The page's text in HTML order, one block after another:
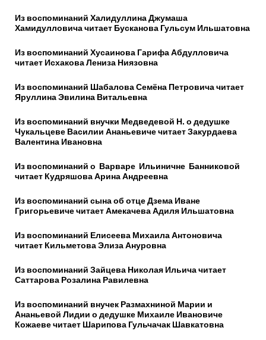
Из воспоминаний Халидуллина Джумаша
Хамидулловича читает Бусканова Гульсум Ильшатовна
Из воспоминаний Хусаинова Гарифа Абдулловича
читает Исхакова Лениза Ниязовна
Из воспоминаний Шабалова Семёна Петровича читает
Яруллина Эвилина Витальевна
Из воспоминаний внучки Медведевой Н. о дедушке
Чукальцеве Василии Ананьевиче читает Закурдаева
Валентина Ивановна
Из воспоминаний о Варваре Ильиничне Банниковой
читает Кудряшова Арина Андреевна
Из воспоминаний сына об отце Дзема Иване
Григорьевиче читает Амекачева Адиля Ильшатовна
Из воспоминаний Елисеева Михаила Антоновича
читает Кильметова Элиза Ануровна
Из воспоминаний Зайцева Николая Ильича читает
Саттарова Розалина Равилевна
Из воспоминаний внучек Размахниной Марии и
Ананьевой Лидии о дедушке Михаиле Ивановиче
Кожаеве читает Шарипова Гульчачак Шавкатовна